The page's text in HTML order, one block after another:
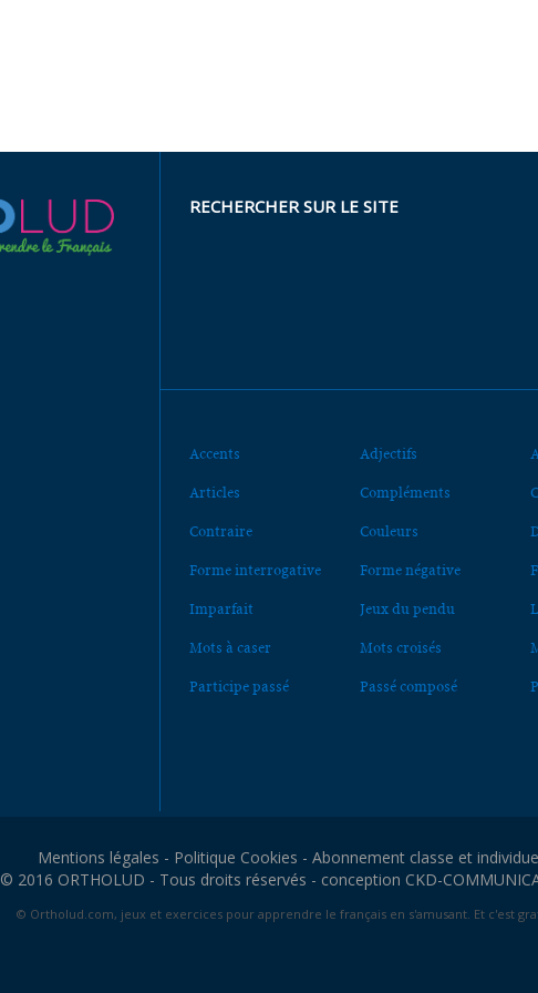
RECHERCHER SUR LE SITE
Accents Adjectifs
Articles Compléments
Contraire Couleurs
Forme interrogative Forme négative
Imparfait Jeux du pendu
Mots à caser Mots croisés
Participe passé Passé composé
Mentions légales - Politique Cookies - Abonnement classe et
© 2016 ORTHOLUD - Tous droits réservés - conception CKD-
© Ortholud.com, jeux et exercices pour apprendre le français en s'amusant. Et c'est